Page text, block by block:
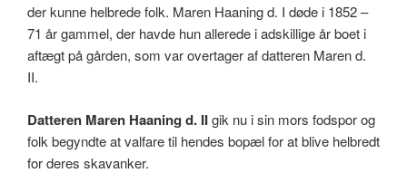
der kunne helbrede folk. Maren Haaning d. I døde i 1852 –
71 år gammel, der havde hun allerede i adskillige år boet i
aftægt på gården, som var overtager af datteren Maren d.
II.
Datteren Maren Haaning d. IIgik nu i sin mors fodspor og
folk begyndte at valfare til hendes bopæl for at blive helbredt
for deres skavanker.